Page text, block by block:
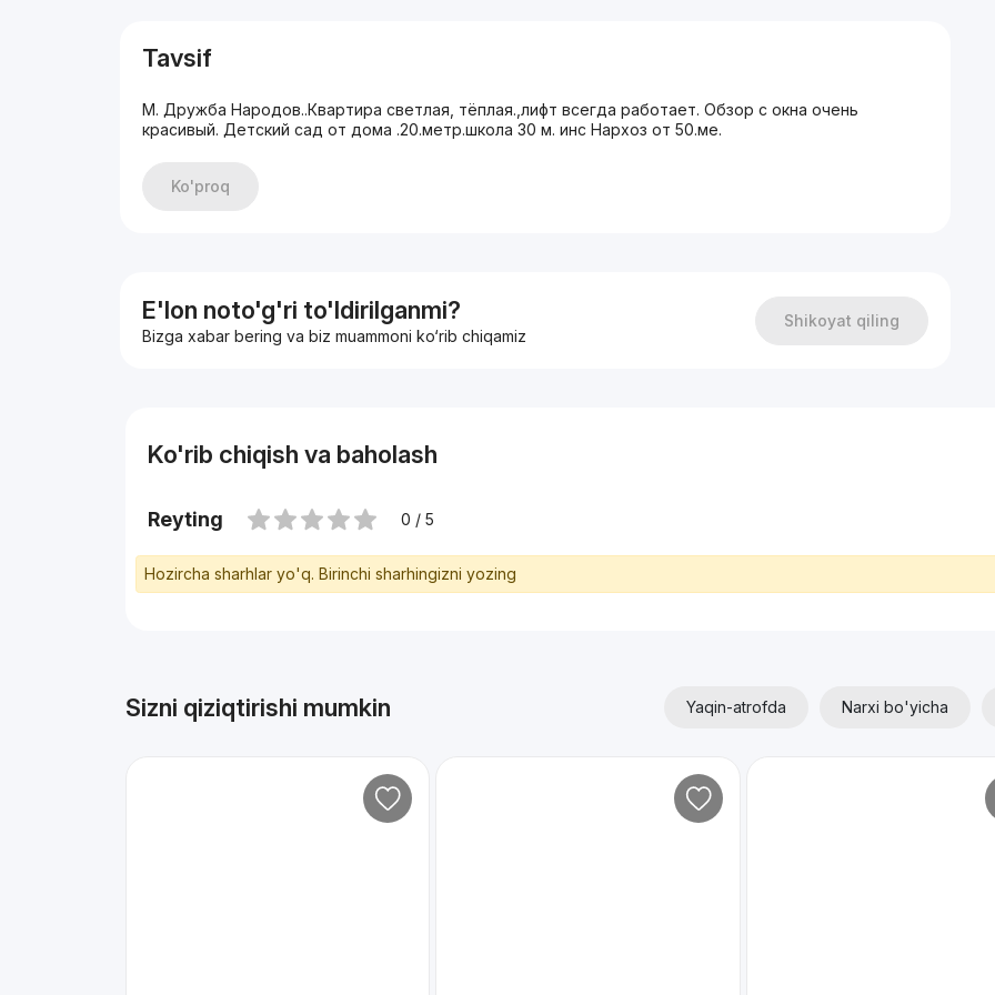
Tavsif
М. Дружба Народов..Квартира светлая, тёплая.,лифт всегда работает. Обзор с окна очень
красивый. Детский сад от дома .20.метр.школа 30 м. инс Нархоз от 50.ме.
Ko'proq
E'lon noto'g'ri to'ldirilganmi?
Bizga xabar bering va biz muammoni ko‘rib chiqamiz
Shikoyat qiling
Ko'rib chiqish va baholash
Reyting 0 / 5
Hozircha sharhlar yo'q. Birinchi sharhingizni yozing
Sizni qiziqtirishi mumkin Yaqin-atrofda Narxi bo'yicha